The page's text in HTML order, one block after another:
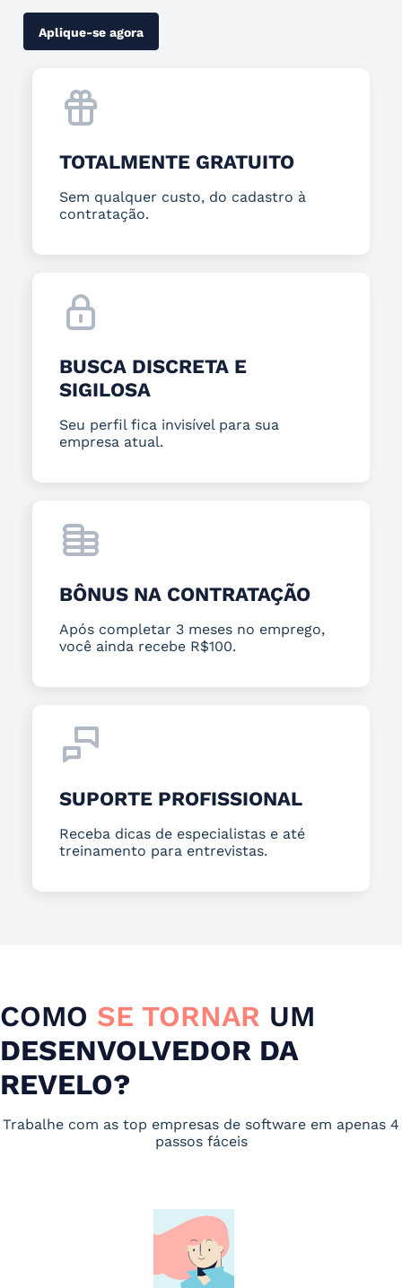
Aplique-se agora
TOTALMENTE GRATUITO
Sem qualquer custo, do cadastro à
contratação.
BUSCA DISCRETA E
SIGILOSA
Seu perfil fica invisível para sua
empresa atual.
BÔNUS NA CONTRATAÇÃO
Após completar 3 meses no emprego,
você ainda recebe R$100.
SUPORTE PROFISSIONAL
Receba dicas de especialistas e até
treinamento para entrevistas.
COMO SE TORNAR UM
DESENVOLVEDOR DA
REVELO?
Trabalhe com as top empresas de software em apenas 4
passos fáceis